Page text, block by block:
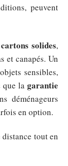
peuvent
cartons solides,
et canapés. Un
sensibles,
que la garantie
déménageurs
en option.
tout en